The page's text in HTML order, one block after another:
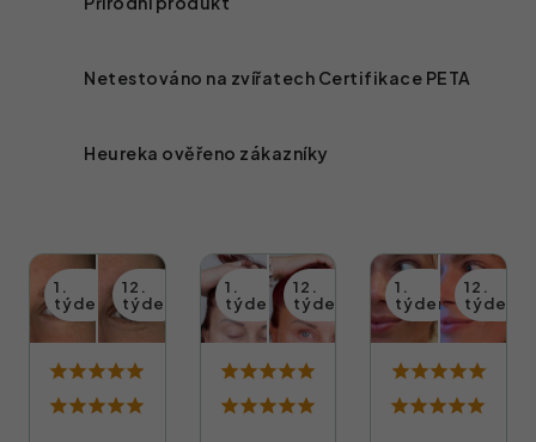
Netestováno na zvířatech Certifikace PETA
Heureka ověřeno zákazníky